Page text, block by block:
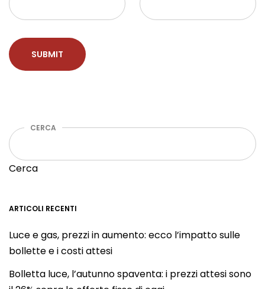
CERCA
Cerca
ARTICOLI RECENTI
Luce e gas, prezzi in aumento: ecco l’impatto sulle
bollette e i costi attesi
Bolletta luce, l’autunno spaventa: i prezzi attesi sono